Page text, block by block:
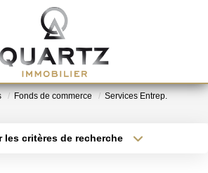
ESTIMER
Fonds de commerce
Services Entrep.
les critères de recherche